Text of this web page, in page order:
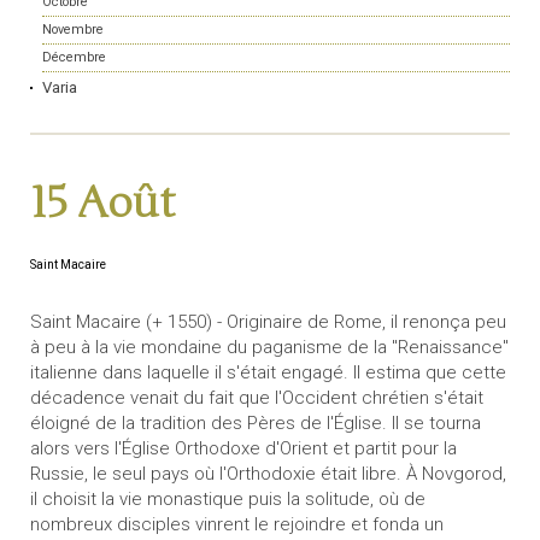
Novembre
Décembre
Varia
15 Août
Saint Macaire
Saint Macaire (+ 1550) - Originaire de Rome, il renonça peu
à peu à la vie mondaine du paganisme de la "Renaissance"
italienne dans laquelle il s'était engagé. Il estima que cette
décadence venait du fait que l'Occident chrétien s'était
éloigné de la tradition des Pères de l'Église. Il se tourna
alors vers l'Église Orthodoxe d'Orient et partit pour la
Russie, le seul pays où l'Orthodoxie était libre. À Novgorod,
il choisit la vie monastique puis la solitude, où de
nombreux disciples vinrent le rejoindre et fonda un